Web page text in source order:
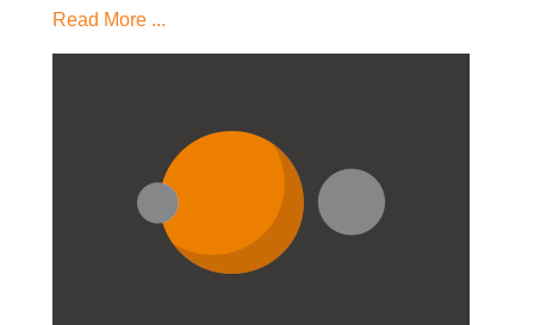
Read More ...